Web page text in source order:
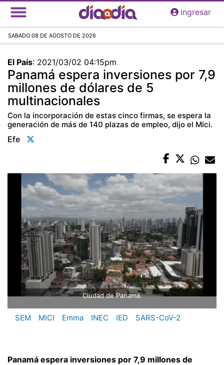
Pasar
al
principal
ingresar
SABADO 08 DE AGOSTO DE 2026
El País: 2021/03/02 04:15pm
Panamá espera inversiones por 7,9
millones de dólares de 5
multinacionales
Con la incorporación de estas cinco firmas, se espera la
generación de más de 140 plazas de empleo, dijo el Mici.
Efe
Ciudad de Panamá.
SEM MICI Emma INEC IED SARS-CoV-2
Panamá espera inversiones por 7,9 millones de